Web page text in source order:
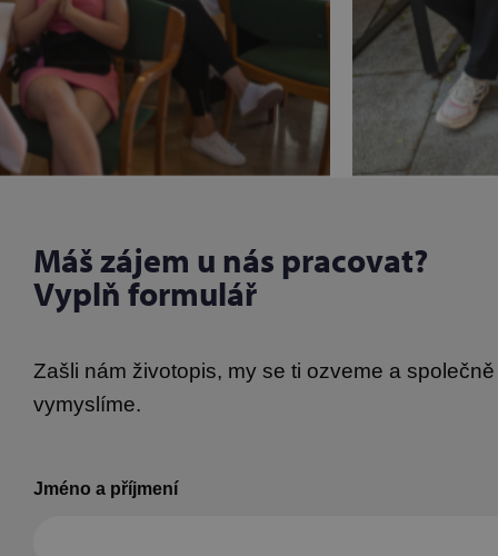
Máš zájem u nás pracovat?
Vyplň formulář
Zašli nám životopis, my se ti ozveme a
vymyslíme.
Jméno a příjmení